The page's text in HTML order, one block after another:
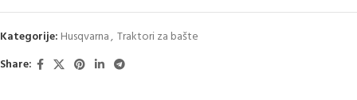
Kategorije: Husqvarna, Traktori za bašte
Share: